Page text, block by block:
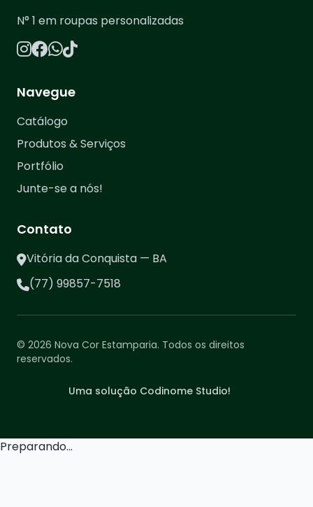
N° 1 em roupas personalizadas
Navegue
Catálogo
Produtos & Serviços
Portfólio
Junte-se a nós!
Contato
Vitória da Conquista — BA
(77) 99857-7518
© 2026 Nova Cor Estamparia. Todos os direitos
reservados.
Uma solução Codinome Studio!
Preparando...